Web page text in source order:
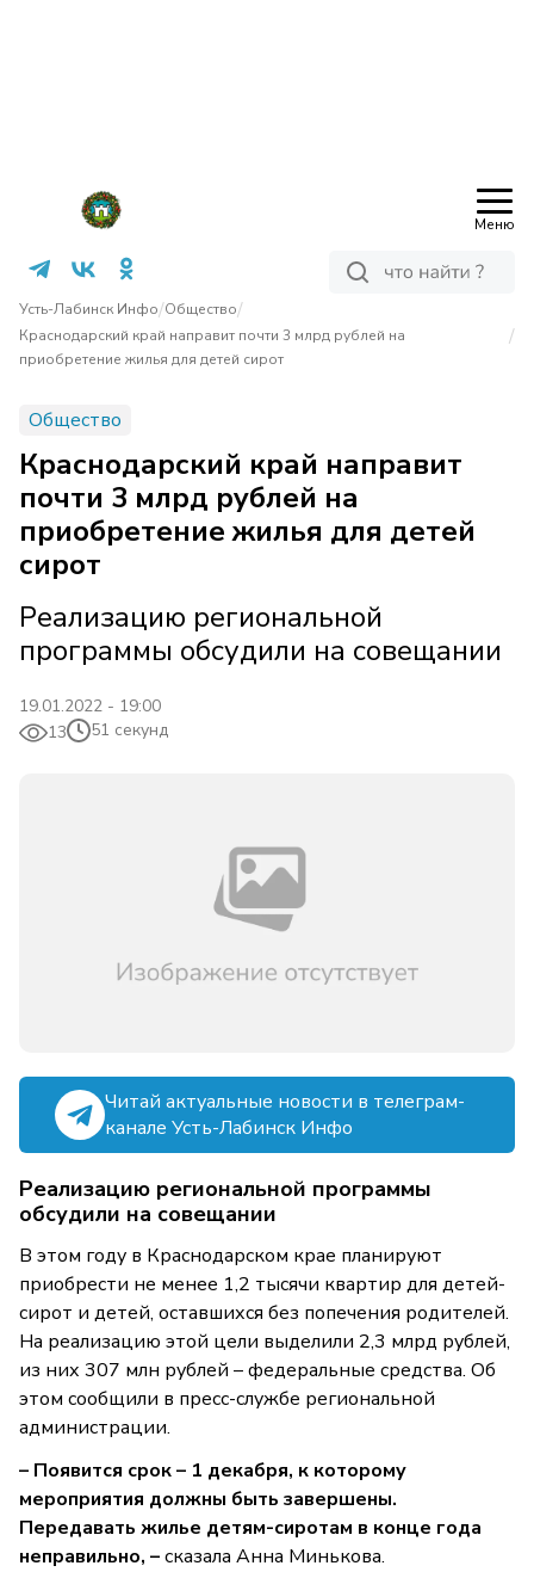
Меню
Усть-Лабинск Инфо/Общество/
Краснодарский край направит почти 3 млрд рублей на
приобретение жилья для детей сирот
/
Общество
Краснодарский край направит
почти 3 млрд рублей на
приобретение жилья для детей
сирот
Реализацию региональной
программы обсудили на совещании
19.01.2022 - 19:00
13
51 секунд
Читай актуальные новости в телеграм-
канале Усть-Лабинск Инфо
Реализацию региональной программы
обсудили на совещании
В этом году в Краснодарском крае планируют
приобрести не менее 1,2 тысячи квартир для детей-
сирот и детей, оставшихся без попечения родителей.
На реализацию этой цели выделили 2,3 млрд рублей,
из них 307 млн рублей – федеральные средства. Об
этом сообщили в пресс-службе региональной
администрации.
– Появится срок – 1 декабря, к которому
мероприятия должны быть завершены.
Передавать жилье детям-сиротам в конце года
неправильно, –сказала Анна Минькова.